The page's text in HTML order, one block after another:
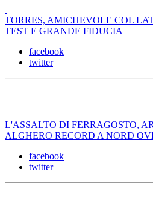
TORRES, AMICHEVOLE COL
TEST E GRANDE FIDUCIA
facebook
twitter
L'ASSALTO DI FERRAGOSTO,
ALGHERO RECORD A NORD
facebook
twitter